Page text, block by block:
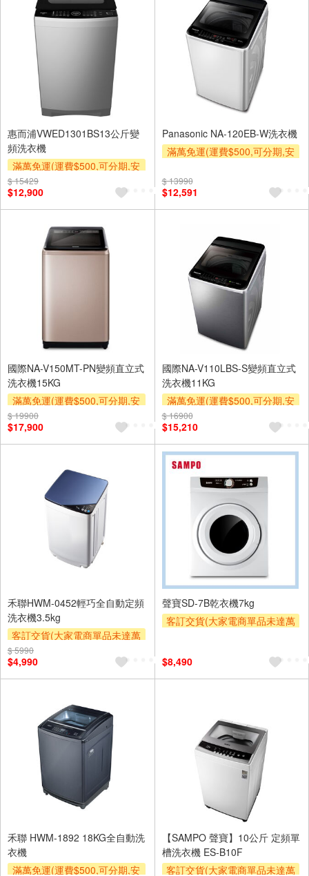
惠而浦VWED1301BS13公斤變
頻洗衣機
滿萬免運(運費$500,可分期,安
裝跨區費另計,單品未滿1萬元
及使用6期以上分期0利率,需付
基本安裝運費)
$ 15429
$12,900
Panasonic NA-120EB-W洗衣機
滿萬免運(運費$500,可分期,安
及使用6期以上分期0利率,需付
下單贈
滿額贈券
$ 13990
$12,591
國際NA-V150MT-PN變頻直立式
洗衣機15KG
滿萬免運(運費$500,可分期,安
裝跨區費另計,單品未滿1萬元
及使用6期以上分期0利率,需付
基本安裝運費)
$ 19900
$17,900
國際NA-V110LBS-S變頻直立式
洗衣機11KG
滿萬免運(運費$500,可分期,安
裝跨區費另計,單品未滿1萬元
及使用6期以上分期0利率,需付
基本安裝運費)
滿額贈券
$ 16900
$15,210
禾聯HWM-0452輕巧全自動定頻
洗衣機3.5kg
客訂交貨(大家電商單品未達萬
元需加收$300-500,部分安裝跨
區費另計,實際收費以專人聯絡
報價為主)
$ 5990
$4,990
聲寶SD-7B乾衣機7kg
客訂交貨(大家電商單品未達萬
滿額贈券
$8,490
禾聯 HWM-1892 18KG全自動洗
衣機
滿萬免運(運費$500,可分期,安
【SAMPO 聲寶】10公斤 定頻單
槽洗衣機 ES-B10F
客訂交貨(大家電商單品未達萬